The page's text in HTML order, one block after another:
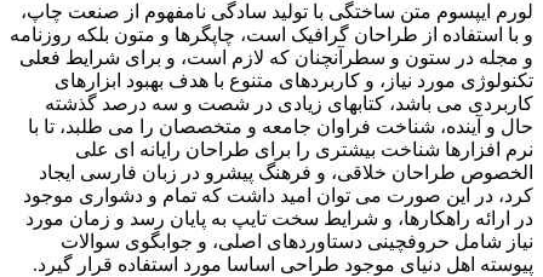
لورم ایپسوم متن ساختگی با تولید سادگی نامفهوم از صنعت چاپ،
و با استفاده از طراحان گرافیک است، چاپگرها و متون بلکه روزنامه
و مجله در ستون و سطرآنچنان که لازم است، و برای شرایط فعلی
تکنولوژی مورد نیاز، و کاربردهای متنوع با هدف بهبود ابزارهای
کاربردی می باشد، کتابهای زیادی در شصت و سه درصد گذشته
حال و آینده، شناخت فراوان جامعه و متخصصان را می طلبد، تا با
نرم افزارها شناخت بیشتری را برای طراحان رایانه ای علی
الخصوص طراحان خلاقی، و فرهنگ پیشرو در زبان فارسی ایجاد
کرد، در این صورت می توان امید داشت که تمام و دشواری موجود
در ارائه راهکارها، و شرایط سخت تایپ به پایان رسد و زمان مورد
نیاز شامل حروفچینی دستاوردهای اصلی، و جوابگوی سوالات
پیوسته اهل دنیای موجود طراحی اساسا مورد استفاده قرار گیرد.